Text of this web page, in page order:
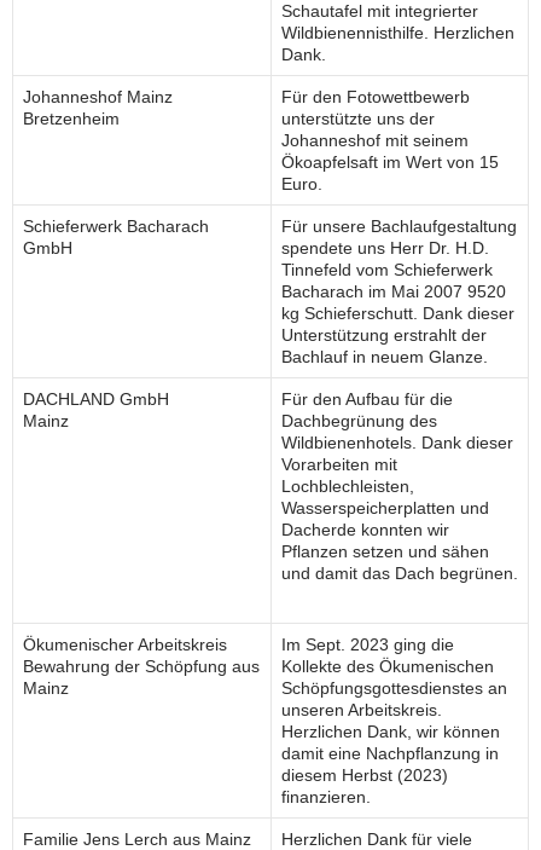
Schautafel mit integrierter
Wildbienennisthilfe. Herzlichen
Dank.
Johanneshof Mainz
Bretzenheim
Für den Fotowettbewerb
unterstützte uns der
Johanneshof mit seinem
Ökoapfelsaft im Wert von 15
Euro.
Schieferwerk Bacharach
GmbH
Für unsere Bachlaufgestaltung
spendete uns Herr Dr. H.D.
Tinnefeld vom Schieferwerk
Bacharach im Mai 2007 9520
kg Schieferschutt. Dank dieser
Unterstützung erstrahlt der
Bachlauf in neuem Glanze.
DACHLAND GmbH
Mainz
Für den Aufbau für die
Dachbegrünung des
Wildbienenhotels. Dank dieser
Vorarbeiten mit
Lochblechleisten,
Wasserspeicherplatten und
Dacherde konnten wir
Pflanzen setzen und sähen
und damit das Dach begrünen.
Ökumenischer Arbeitskreis
Bewahrung der Schöpfung aus
Mainz
Im Sept. 2023 ging die
Kollekte des Ökumenischen
Schöpfungsgottesdienstes an
unseren Arbeitskreis.
Herzlichen Dank, wir können
damit eine Nachpflanzung in
diesem Herbst (2023)
finanzieren.
Familie Jens Lerch aus Mainz
Herzlichen Dank für viele